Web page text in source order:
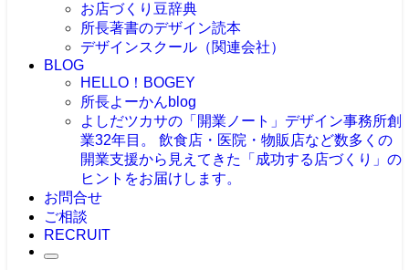
お店づくり豆辞典
所長著書のデザイン読本
デザインスクール（関連会社）
BLOG
HELLO！BOGEY
所長よーかんblog
よしだツカサの「開業ノート」 デザイン事務所創
業32年目。 飲食店・医院・物販店など数多くの
開業支援から見えてきた「成功する店づくり」の
ヒントをお届けします。
お問合せ
ご相談
RECRUIT